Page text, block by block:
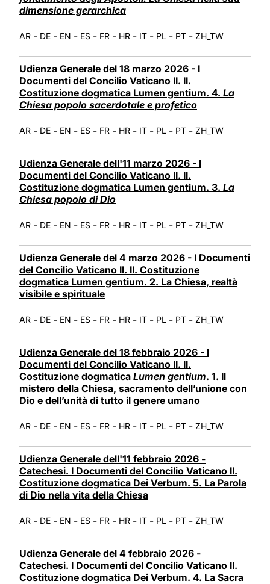
dimensione gerarchica
AR - DE - EN - ES - FR - HR - IT - PL - PT - ZH_TW
Udienza Generale del 18 marzo 2026 - I
Documenti del Concilio Vaticano II. II.
Costituzione dogmatica Lumen gentium. 4. La
Chiesa popolo sacerdotale e profetico
AR - DE - EN - ES - FR - HR - IT - PL - PT - ZH_TW
Udienza Generale dell'11 marzo 2026 - I
Documenti del Concilio Vaticano II. II.
Costituzione dogmatica Lumen gentium. 3. La
Chiesa popolo di Dio
AR - DE - EN - ES - FR - HR - IT - PL - PT - ZH_TW
Udienza Generale del 4 marzo 2026 - I Documenti
del Concilio Vaticano II. II. Costituzione
dogmatica Lumen gentium. 2. La Chiesa, realtà
visibile e spirituale
AR - DE - EN - ES - FR - HR - IT - PL - PT - ZH_TW
Udienza Generale del 18 febbraio 2026 - I
Documenti del Concilio Vaticano II. II.
Costituzione dogmatica Lumen gentium. 1. Il
mistero della Chiesa, sacramento dell’unione con
Dio e dell’unità di tutto il genere umano
AR - DE - EN - ES - FR - HR - IT - PL - PT - ZH_TW
Udienza Generale dell'11 febbraio 2026 -
Catechesi. I Documenti del Concilio Vaticano II.
Costituzione dogmatica Dei Verbum. 5. La Parola
di Dio nella vita della Chiesa
AR - DE - EN - ES - FR - HR - IT - PL - PT - ZH_TW
Udienza Generale del 4 febbraio 2026 -
Catechesi. I Documenti del Concilio Vaticano II.
Costituzione dogmatica Dei Verbum. 4. La Sacra